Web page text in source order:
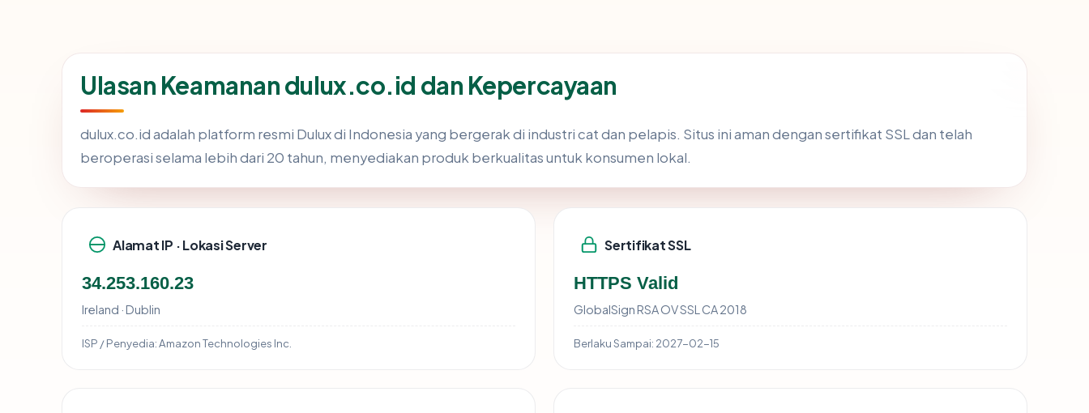
Ulasan Keamanan dulux.co.id dan Kepercayaan
dulux.co.id adalah platform resmi Dulux di Indonesia yang bergerak di industri cat dan pelapis. Situs ini aman dengan sertifikat SSL dan telah
beroperasi selama lebih dari 20 tahun, menyediakan produk berkualitas untuk konsumen lokal.
Alamat IP · Lokasi Server
34.253.160.23
Ireland · Dublin
ISP / Penyedia:Amazon Technologies Inc.
Sertifikat SSL
HTTPS Valid
GlobalSign RSA OV SSL CA 2018
Berlaku Sampai: 2027-02-15